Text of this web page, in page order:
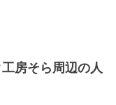
房そら周辺の人